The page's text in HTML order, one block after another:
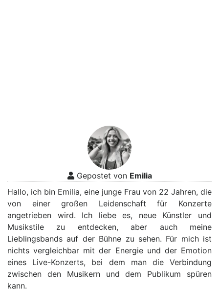
Gepostet von Emilia
Hallo, ich bin Emilia, eine junge Frau von 22 Jahren, die
von einer großen Leidenschaft für Konzerte
angetrieben wird. Ich liebe es, neue Künstler und
Musikstile zu entdecken, aber auch meine
Lieblingsbands auf der Bühne zu sehen. Für mich ist
nichts vergleichbar mit der Energie und der Emotion
eines Live-Konzerts, bei dem man die Verbindung
zwischen den Musikern und dem Publikum spüren
kann.